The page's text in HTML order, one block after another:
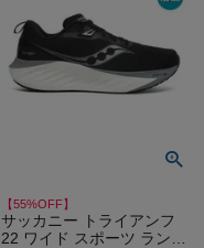
【55%OFF】
サッカニー トライアンフ
22 ワイド スポーツ ランニ